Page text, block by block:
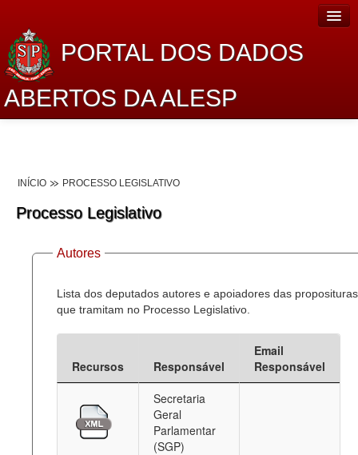
PORTAL DOS DADOS
ABERTOS DA ALESP
Lei de Acesso à Informação
Dados Governamentais Abertos
Planejamento
Catálogo de dados
Deputados Estaduais
Administração
INÍCIO PROCESSO LEGISLATIVO
Processo Legislativo
Autores
Lista dos deputados autores e apoiadores das proposituras
que tramitam no Processo Legislativo.
Recursos Responsável
Email
Responsável
Secretaria
Geral
Parlamentar
(SGP)